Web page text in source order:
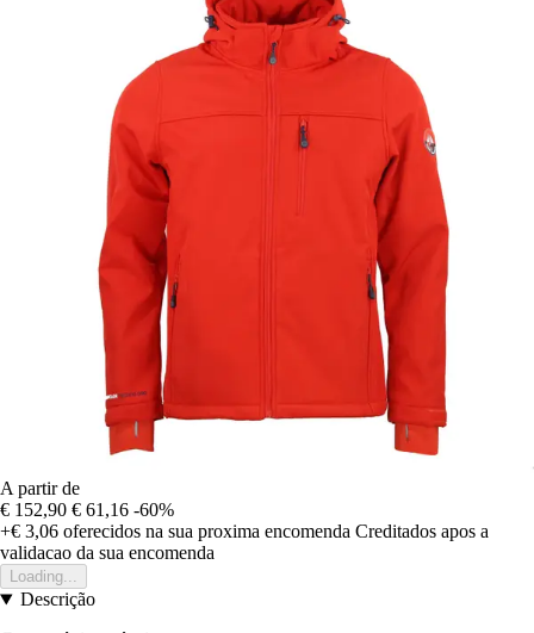
A partir de
€ 152,90 € 61,16 -60%
+€ 3,06 oferecidos na sua proxima encomenda Creditados apos a
validacao da sua encomenda
Loading...
Descrição